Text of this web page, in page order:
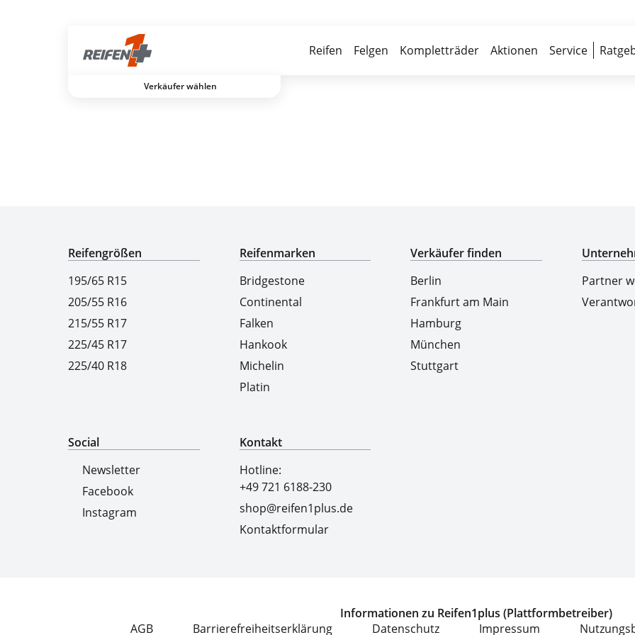
Verkäufer wählen
Reifen Felgen Kompletträder Aktionen Service
Reifengrößen
195/65 R15
205/55 R16
215/55 R17
225/45 R17
225/40 R18
Reifenmarken
Bridgestone
Continental
Falken
Hankook
Michelin
Platin
Verkäufer finden
Berlin
Frankfurt am Main
Hamburg
München
Stuttgart
Partner
Social
Newsletter
Facebook
Instagram
Kontakt
Hotline:
+49 721 6188-230
shop@reifen1plus.de
Kontaktformular
Informationen zu Reifen1plus (Plattformbetreiber)
AGB
Barrierefreiheitserklärung Datenschutz Impressum